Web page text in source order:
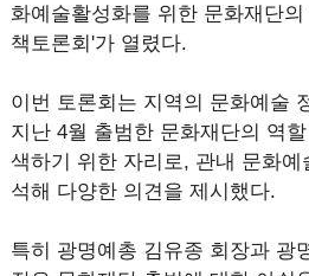
화예술활성화를 위한 문화재단
책토론회'가 열렸다.
이번 토론회는 지역의 문화예술
지난 4월 출범한 문화재단의 역
색하기 위한 자리로, 관내 문화
석해 다양한 의견을 제시했다.
특히 광명예총 김유종 회장과 광